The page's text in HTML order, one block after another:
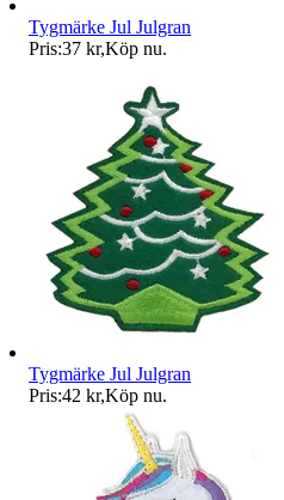
Tygmärke Jul Julgran
Pris:37 kr,Köp nu.
Tygmärke Jul Julgran
Pris:42 kr,Köp nu.